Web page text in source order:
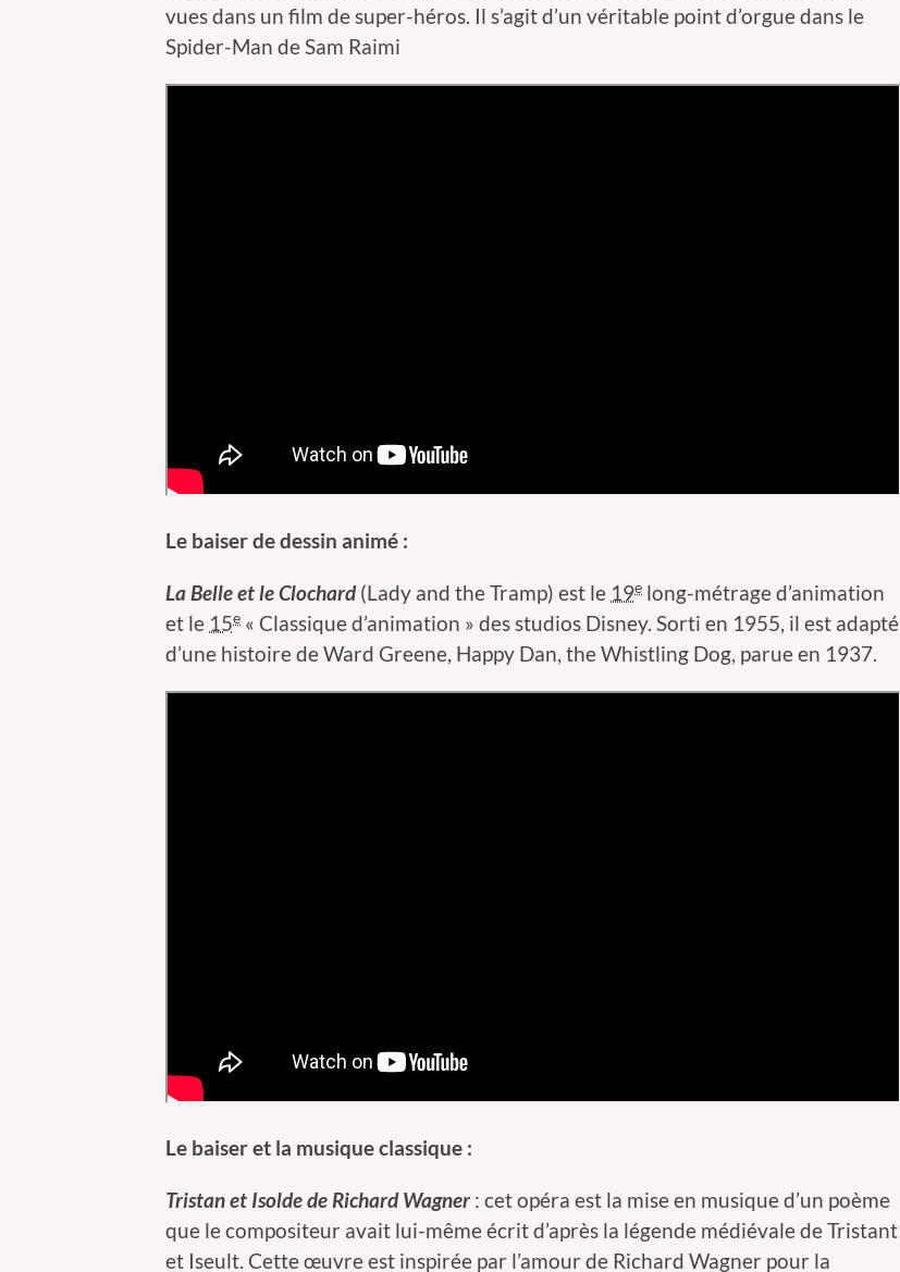
vues dans un film de super-héros. Il s’agit d’un véritable point d’orgue dans le
Spider-Man de Sam Raimi
Le baiser de dessin animé :
La Belle et le Clochard(Lady and the Tramp) est le 19e long-métrage d’animation
et le 15e « Classique d’animation » des studios Disney. Sorti en 1955, il est adapté
d’une histoire de Ward Greene, Happy Dan, the Whistling Dog, parue en 1937.
Le baiser et la musique classique :
Tristan et Isolde de Richard Wagner : cet opéra est la mise en musique d’un poème
que le compositeur avait lui-même écrit d’après la légende médiévale de Tristant
et Iseult. Cette œuvre est inspirée par l’amour de Richard Wagner pour la